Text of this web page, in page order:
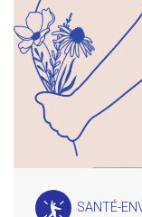
SANTÉ-